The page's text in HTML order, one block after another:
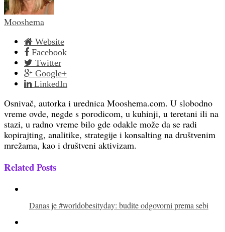
Mooshema
Website
Facebook
Twitter
Google+
LinkedIn
Osnivač, autorka i urednica Mooshema.com. U slobodno
vreme ovde, negde s porodicom, u kuhinji, u teretani ili na
stazi, u radno vreme bilo gde odakle može da se radi
kopirajting, analitike, strategije i konsalting na društvenim
mrežama, kao i društveni aktivizam.
Related Posts
Danas je #worldobesityday: budite odgovorni prema sebi